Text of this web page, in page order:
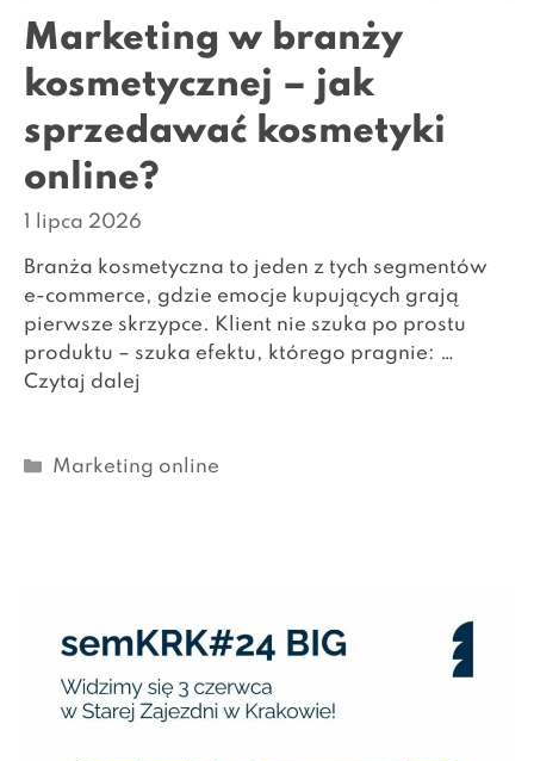
Marketing w branży
kosmetycznej – jak
sprzedawać kosmetyki
online?
1 lipca 2026
Branża kosmetyczna to jeden z tych segmentów
e-commerce, gdzie emocje kupujących grają
pierwsze skrzypce. Klient nie szuka po prostu
produktu – szuka efektu, którego pragnie: …
Czytaj dalej
Kategorie
Marketing online